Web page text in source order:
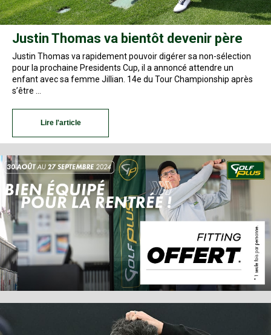
Justin Thomas va bientôt devenir père
Justin Thomas va rapidement pouvoir digérer sa non-sélection
pour la prochaine Presidents Cup, il a annoncé attendre un
enfant avec sa femme Jillian. 14e du Tour Championship après
s’être …
Lire l'article